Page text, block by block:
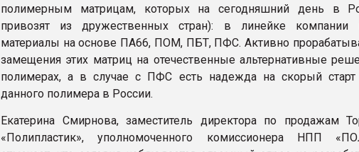
полимерным матрицам, которых на сегодняшний день в
привозят из дружественных стран): в линейке компании
материалы на основе ПА66, ПОМ, ПБТ, ПФС. Активно
замещения этих матриц на отечественные альтернативные
полимерах, а в случае с ПФС есть надежда на скорый старт
данного полимера в России.
Екатерина Смирнова, заместитель директора по продажам
«Полипластик», уполномоченного комиссионера НПП